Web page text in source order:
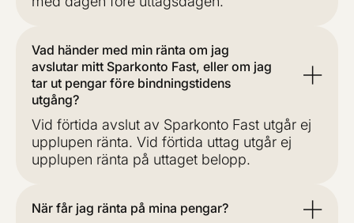
Vad händer med min ränta om jag
avslutar mitt Sparkonto Fast, eller om jag
tar ut pengar före bindningstidens
utgång?
Vid förtida avslut av Sparkonto Fast utgår ej
upplupen ränta. Vid förtida uttag utgår ej
upplupen ränta på uttaget belopp.
När får jag ränta på mina pengar?